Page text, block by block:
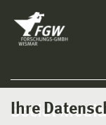
Ihre
Social Media